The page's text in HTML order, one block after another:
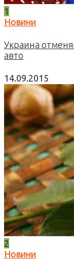
1
Новини
Украина
авто
14.09.2015
2
Новини